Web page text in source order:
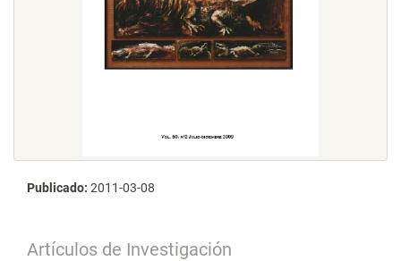
Publicado: 2011-03-08
Artículos de Investigación